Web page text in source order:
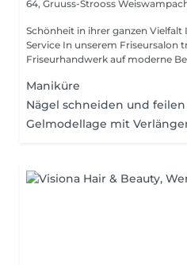
64, Gruuss-Strooss
Schönheit in ihrer ganzen Vielfalt Ihr Friseursalon mit Rundum-
Service In unserem Friseursalon trifft traditionelles
Friseurhandwerk auf moderne
Maniküre
Nägel schneiden und feilen
Gelmodellage mit